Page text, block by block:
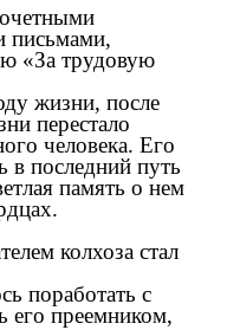
письмами,
«За трудовую
жизни, после
перестало
человека. Его
в последний путь
память о нем
колхоза стал
поработать с
его преемником,